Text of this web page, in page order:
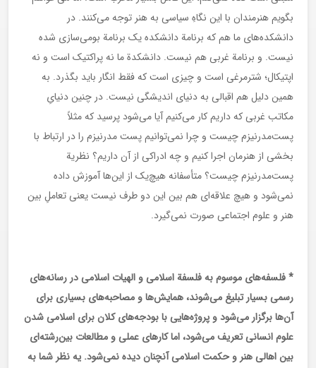
بگویم هنرمندان با این نگاهِ سیاسی به هنر توجه می‌کنند. در
دانشکده‌های ما هم که برنامة دانشکده یک برنامة بومی‌سازی شده
نیست. و برنامة غربی هم نیست. دانشکدة ما نه پراکتیک است و نه
اپتیکال؛ شترمرغی است و چیزی است که فقط انگار باید بگذرد. به
همین دلیل هم اقبالی به دنیای اندیشگی نیست. در چنین دنیایِ
مکاتب غربی که داریم کار ‌می‌کنیم آیا می‌شود پرسید که مثلاً
پست‌مدرنیزم چیست و چرا نمی‌توانیم پست مدرنیزم را در ارتباط با
بخشی از هنرمان اجرا کنیم و چه ادراکی از آن داریم؟ نظریة
پست‌مدرنیزم چیست؟ متأسفانه هیچ‌یک از این‌ها آموزش داده
نمی‌شود و هیچ علاقه‌ای هم بین این دو طرف نیست یعنی تعاملِ بین
هنر و علوم اجتماعی صورت نمی‌گیرد.
* فلسفه‌های موسوم به فلسفة اسلامی و الهیات اسلامی در رسانه‌های
رسمی بسیار تبلیغ می‌شوند، همایش‌ها و مصاحبه‌های بسیاری برای
آن‌ها برگزار می‌شود و پروژه‌هایی با بودجه‌های کلان برای اسلامی شدن
علوم انسانی تعریف می‌شود، اما کارهای عملی و مطالعات بین‌رشته‌ای
بین اهالی هنر و حکمت اسلامی آنچنان دیده نمی‌شود. یه نظر شما به